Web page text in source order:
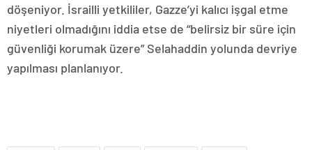
döşeniyor. İsrailli yetkililer, Gazze’yi kalıcı işgal etme
niyetleri olmadığını iddia etse de “belirsiz bir süre için
güvenliği korumak üzere” Selahaddin yolunda devriye
yapılması planlanıyor.